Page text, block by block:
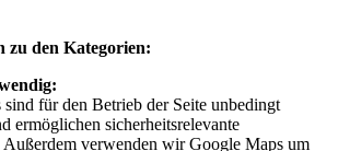
zu den Kategorien:
sind für den Betrieb der Seite unbedingt
ermöglichen sicherheitsrelevante
verwenden wir Google Maps um